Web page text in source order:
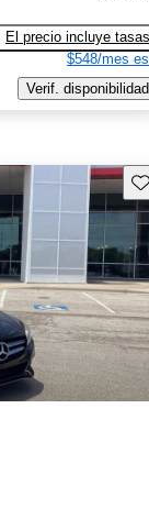
El precio incluye tasas
$548/mes
Verif. disponibilidad